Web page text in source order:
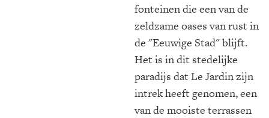
fonteinen die een van de
zeldzame oases van rust in
de "Eeuwige Stad" blijft.
Het is in dit stedelijke
paradijs dat Le Jardin zijn
intrek heeft genomen, een
van de mooiste terrassen